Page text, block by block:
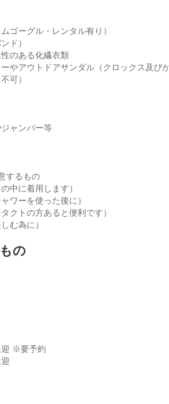
ゴーグル・レンタル有り）
ド）
のある化繊衣類
ーやアウトドアサンダル（クロックス及び
可）
ジャンパー等
するもの
中に着用します）
ワーを使った後に）
クトの方あると便利です）
む為に）
の
迎 ※要予約